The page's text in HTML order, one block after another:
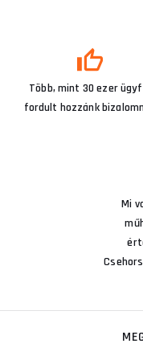
Több, mint 30 ezer
fordult hozzánk
Mi